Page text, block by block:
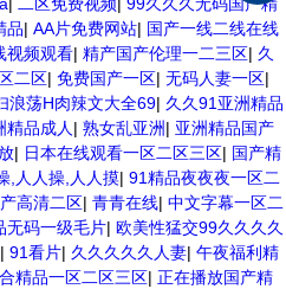
品| AA片免费网站| 国产一线二线在线
视频观看| 精产国产伦理一二三区| 久
二区| 免费国产一区| 无码人妻一区|
浪荡H肉辣文大全69| 久久91亚洲精品
精品成人 | 熟女乱亚洲| 亚洲精品国产
| 日本在线观看一区二区三区| 国产精
,人人操,人人摸| 91精品夜夜夜一区二
高清二区| 青青在线| 中文字幕一区二
无码一级毛片| 欧美性猛交99久久久久
| 91看片| 久久久久久人妻| 午夜福利精
精品一区二区三区| 正在播放国产精